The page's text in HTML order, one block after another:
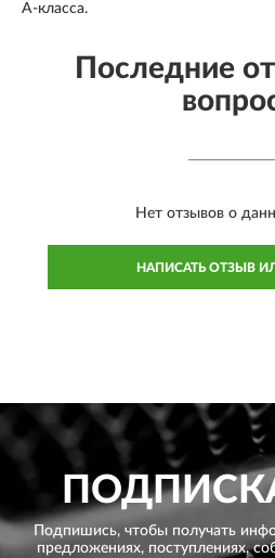
А-класса.
Последние
Нет отзывов о
НАПИСАТЬ ОТЗЫВ
Подпишись, чтобы получать
предложениях, поступлениях,